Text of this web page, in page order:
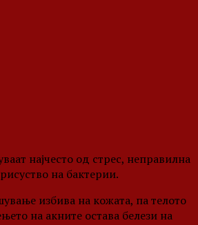
најчесто од стрес, неправилна
на бактерии.
избива на кожата, па телото
на акните остава белези на